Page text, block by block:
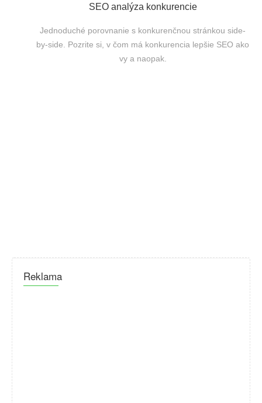
SEO analýza konkurencie
Jednoduché porovnanie s konkurenčnou stránkou side-
by-side. Pozrite si, v čom má konkurencia lepšie SEO ako
vy a naopak.
Reklama